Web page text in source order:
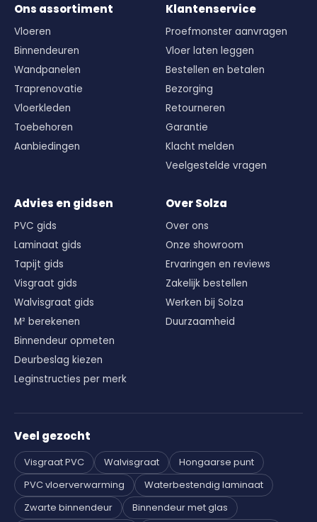
Ons assortiment
Vloeren
Binnendeuren
Wandpanelen
Traprenovatie
Vloerkleden
Toebehoren
Aanbiedingen
Klantenservice
Proefmonster aanvragen
Vloer laten leggen
Bestellen en betalen
Bezorging
Retourneren
Garantie
Klacht melden
Veelgestelde vragen
Advies en gidsen
PVC gids
Laminaat gids
Tapijt gids
Visgraat gids
Walvisgraat gids
M² berekenen
Binnendeur opmeten
Deurbeslag kiezen
Leginstructies per merk
Over Solza
Over ons
Onze showroom
Ervaringen en reviews
Zakelijk bestellen
Werken bij Solza
Duurzaamheid
Veel gezocht
Visgraat PVC Walvisgraat
Hongaarse punt
PVC vloerverwarming
Waterbestendig laminaat
Zwarte binnendeur
Binnendeur met glas